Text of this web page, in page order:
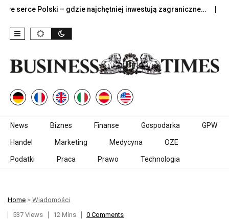
Polski – gdzie najchętniej inwestują zagraniczne… Jak
Skip to content
News Biznes Finanse Gospodarka GPW
Handel Marketing Medycyna OZE
Podatki Praca Prawo Technologia
Home > Wiadomości
537 Views
12 Mins 0 Comments